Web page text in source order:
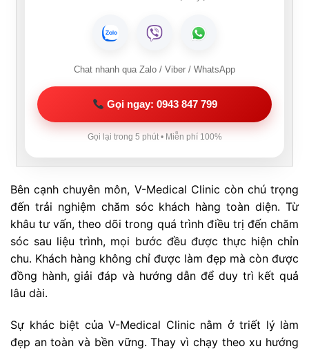
Chat nhanh qua Zalo / Viber / WhatsApp
Gọi ngay: 0943 847 799
Gọi lại trong 5 phút • Miễn phí 100%
Bên cạnh chuyên môn, V-Medical Clinic còn chú trọng
đến trải nghiệm chăm sóc khách hàng toàn diện. Từ
khâu tư vấn, theo dõi trong quá trình điều trị đến chăm
sóc sau liệu trình, mọi bước đều được thực hiện chỉn
chu. Khách hàng không chỉ được làm đẹp mà còn được
đồng hành, giải đáp và hướng dẫn để duy trì kết quả
lâu dài.
Sự khác biệt của V-Medical Clinic nằm ở triết lý làm
đẹp an toàn và bền vững. Thay vì chạy theo xu hướng